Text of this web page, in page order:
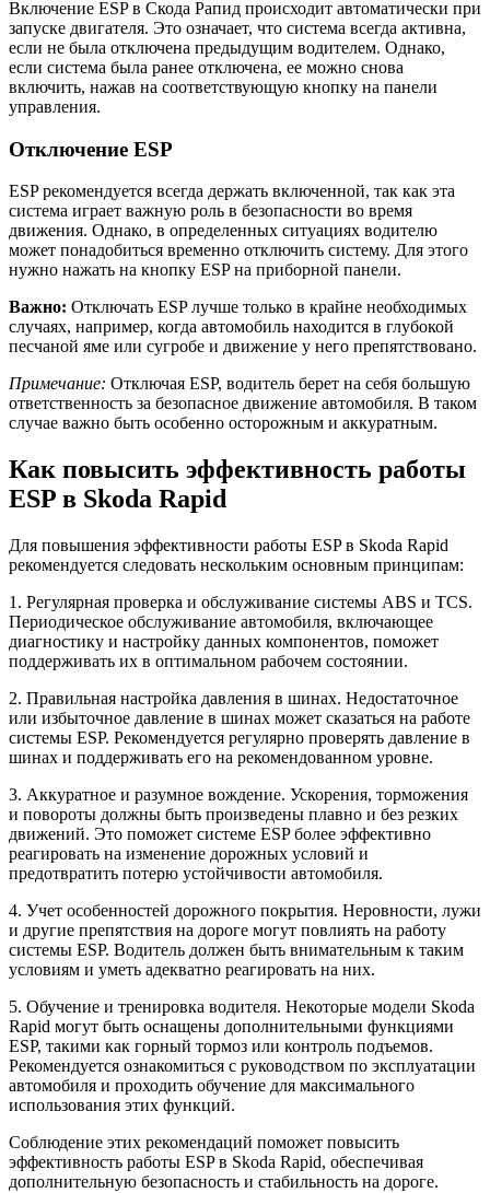
Включение ESP в Скода Рапид происходит автоматически при
запуске двигателя. Это означает, что система всегда активна,
если не была отключена предыдущим водителем. Однако,
если система была ранее отключена, ее можно снова
включить, нажав на соответствующую кнопку на панели
управления.
Отключение ESP
ESP рекомендуется всегда держать включенной, так как эта
система играет важную роль в безопасности во время
движения. Однако, в определенных ситуациях водителю
может понадобиться временно отключить систему. Для этого
нужно нажать на кнопку ESP на приборной панели.
Важно: Отключать ESP лучше только в крайне необходимых
случаях, например, когда автомобиль находится в глубокой
песчаной яме или сугробе и движение у него препятствовано.
Примечание: Отключая ESP, водитель берет на себя большую
ответственность за безопасное движение автомобиля. В таком
случае важно быть особенно осторожным и аккуратным.
Как повысить эффективность работы
ESP в Skoda Rapid
Для повышения эффективности работы ESP в Skoda Rapid
рекомендуется следовать нескольким основным принципам:
1. Регулярная проверка и обслуживание системы ABS и TCS.
Периодическое обслуживание автомобиля, включающее
диагностику и настройку данных компонентов, поможет
поддерживать их в оптимальном рабочем состоянии.
2. Правильная настройка давления в шинах. Недостаточное
или избыточное давление в шинах может сказаться на работе
системы ESP. Рекомендуется регулярно проверять давление в
шинах и поддерживать его на рекомендованном уровне.
3. Аккуратное и разумное вождение. Ускорения, торможения
и повороты должны быть произведены плавно и без резких
движений. Это поможет системе ESP более эффективно
реагировать на изменение дорожных условий и
предотвратить потерю устойчивости автомобиля.
4. Учет особенностей дорожного покрытия. Неровности, лужи
и другие препятствия на дороге могут повлиять на работу
системы ESP. Водитель должен быть внимательным к таким
условиям и уметь адекватно реагировать на них.
5. Обучение и тренировка водителя. Некоторые модели Skoda
Rapid могут быть оснащены дополнительными функциями
ESP, такими как горный тормоз или контроль подъемов.
Рекомендуется ознакомиться с руководством по эксплуатации
автомобиля и проходить обучение для максимального
использования этих функций.
Соблюдение этих рекомендаций поможет повысить
эффективность работы ESP в Skoda Rapid, обеспечивая
дополнительную безопасность и стабильность на дороге.